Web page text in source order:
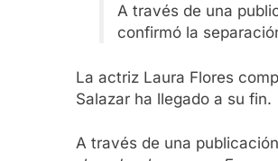
A través de una
confirmó la
La actriz Laura Flores
Salazar ha llegado a su fin.
A través de una